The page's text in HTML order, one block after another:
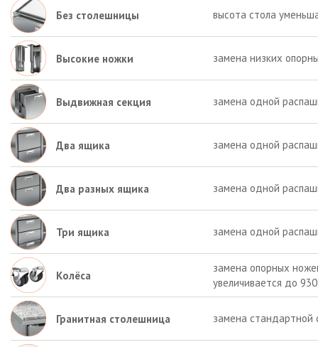
Без столешницы высота стола
Высокие ножки замена низких
Выдвижная секция замена одной
Два ящика замена одной
Два разных ящика замена одной
Три ящика замена одной
Колёса
замена опорных
увеличивается до
Гранитная столешница замена стандартной